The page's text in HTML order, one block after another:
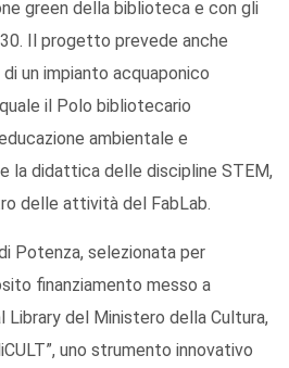
green della biblioteca e con gli
Il progetto prevede anche
di un impianto acquaponico
il Polo bibliotecario
ambientale e
la didattica delle discipline STEM,
delle attività del FabLab.
Potenza, selezionata per
finanziamento messo a
Library del Ministero della Cultura,
uno strumento innovativo